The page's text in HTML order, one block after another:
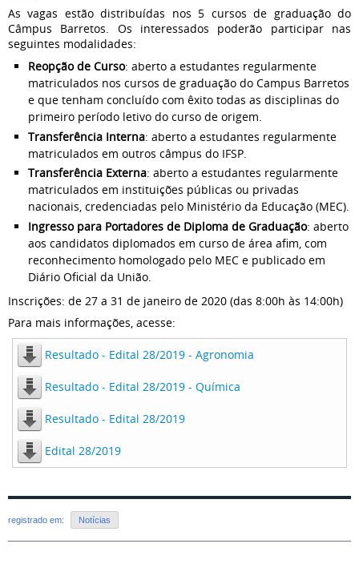
As vagas estão distribuídas nos 5 cursos de graduação do
Câmpus Barretos. Os interessados poderão participar nas
seguintes modalidades:
Reopção de Curso: aberto a estudantes regularmente
matriculados nos cursos de graduação do Campus Barretos
e que tenham concluído com êxito todas as disciplinas do
primeiro período letivo do curso de origem.
Transferência Interna: aberto a estudantes regularmente
matriculados em outros câmpus do IFSP.
Transferência Externa: aberto a estudantes regularmente
matriculados em instituições públicas ou privadas
nacionais, credenciadas pelo Ministério da Educação (MEC).
Ingresso para Portadores de Diploma de Graduação: aberto
aos candidatos diplomados em curso de área afim, com
reconhecimento homologado pelo MEC e publicado em
Diário Oficial da União.
Inscrições: de 27 a 31 de janeiro de 2020 (das 8:00h às 14:00h)
Para mais informações, acesse:
Resultado - Edital 28/2019 - Agronomia
Resultado - Edital 28/2019 - Química
Resultado - Edital 28/2019
Edital 28/2019
registrado em: Notícias